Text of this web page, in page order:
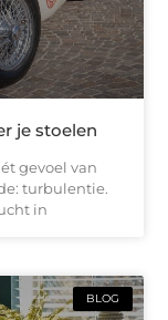
je stoelen
gevoel van
turbulentie.
in
BLOG